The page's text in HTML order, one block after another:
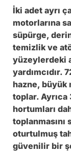
İki adet ayrı
motorlarına
süpürge,
temizlik ve
yüzeylerdeki
yardımcıdır.
hazne, büyük
toplar. Ayrıca
hortumları
oturtulmuş
güvenilir bir